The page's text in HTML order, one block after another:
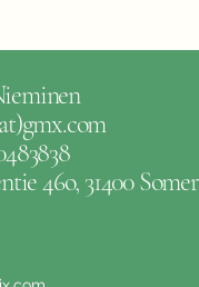
46o, 31400